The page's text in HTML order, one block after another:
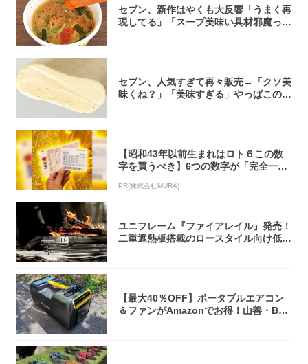
セブン、新作はやくも大反響「うまく再
現してる」「スープ美味い具材邪魔って
セブン、人気すぎて再々販売→「クソ美
味くね？」「美味すぎる」やっぱこのク
【昭和43年以前生まれはロト６この数
字を買うべき】6つの数字が「完全一
PR(株式会社MURA)
ユニフレーム『ファイアレイル』発売！
二重遮熱板搭載のロースタイル向け低型
【最大40％OFF】ポータブルエアコン
＆ファンがAmazonでお得！山善・Bo